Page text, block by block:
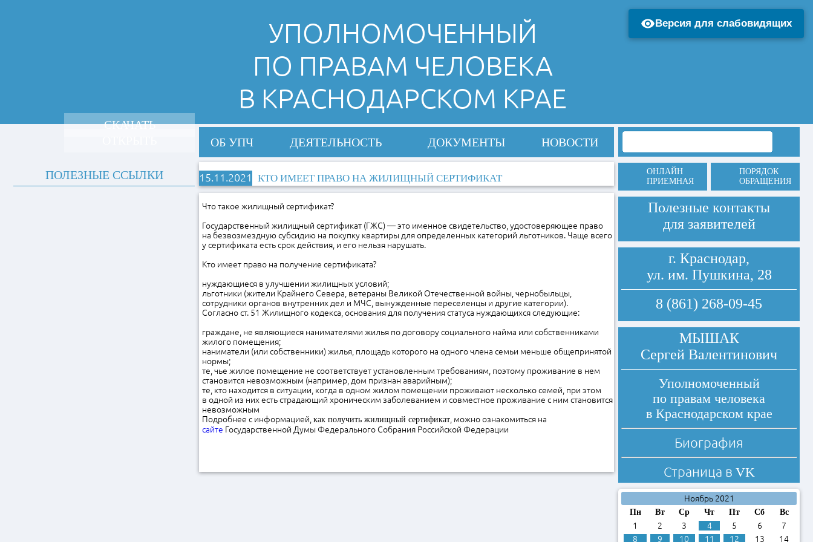
УПОЛНОМОЧЕННЫЙ
ПО ПРАВАМ ЧЕЛОВЕКА
В КРАСНОДАРСКОМ КРАЕ
ОБ УПЧ ДЕЯТЕЛЬНОСТЬ ДОКУМЕНТЫ НОВОСТИ
15.11.2021 КТО ИМЕЕТ ПРАВО НА ЖИЛИЩНЫЙ СЕРТИФИКАТ
Что такое жилищный сертификат?
Государственный жилищный сертификат (ГЖС) — это именное свидетельство, удостоверяющее право
на безвозмездную субсидию на покупку квартиры для определенных категорий льготников. Чаще всего
у сертификата есть срок действия, и его нельзя нарушать.
Кто имеет право на получение сертификата?
нуждающиеся в улучшении жилищных условий;
льготники (жители Крайнего Севера, ветераны Великой Отечественной войны, чернобыльцы,
сотрудники органов внутренних дел и МЧС, вынужденные переселенцы и другие категории).
Согласно ст. 51 Жилищного кодекса, основания для получения статуса нуждающихся следующие:
граждане, не являющиеся нанимателями жилья по договору социального найма или собственниками
жилого помещения;
наниматели (или собственники) жилья, площадь которого на одного члена семьи меньше общепринятой
нормы;
те, чье жилое помещение не соответствует установленным требованиям, поэтому проживание в нем
становится невозможным (например, дом признан аварийным);
те, кто находится в ситуации, когда в одном жилом помещении проживают несколько семей, при этом
в одной из них есть страдающий хроническим заболеванием и совместное проживание с ним становится
невозможным
Подробнее с информацией, как получить жилищный сертификат , можно ознакомиться на
сайте Государственной Думы Федерального Собрания Российской Федерации
СКАЧАТЬ
ПОЛЕЗНЫЕ ССЫЛКИ
ОНЛАЙН
ПРИЕМНАЯ
ПОРЯДОК
ОБРАЩЕНИЯ
Полезные контакты
для заявителей
г. Краснодар,
ул. им. Пушкина, 28
8 (861) 268-09-45
МЫШАК
Сергей Валентинович
Уполномоченный
по правам человека
в Краснодарском крае
Биография
Страница в VK
Ноябрь 2021
Пн Вт Ср Чт Пт Сб Вс
1 2 3 4 5 6
7
8
9 10 11 12 13 14
Версия для слабовидящих